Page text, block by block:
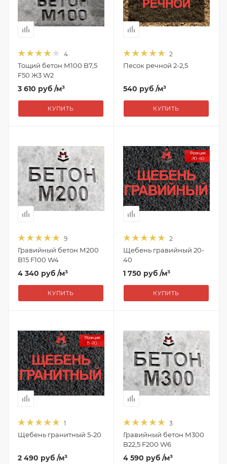
4
Тощий бетон М100 B7,5
F50 Ж3 W2
3 610 руб /м³
КУПИТЬ
2
Песок речной 2-2,5
540 руб /м³
КУПИТЬ
9
Гравийный бетон М200
B15 F100 W4
4 340 руб /м³
КУПИТЬ
2
Щебень гравийный 20-
40
1 750 руб /м³
КУПИТЬ
1
Щебень гранитный 5-20
2 490 руб /м³
3
Гравийный бетон М300
B22,5 F200 W6
4 590 руб /м³